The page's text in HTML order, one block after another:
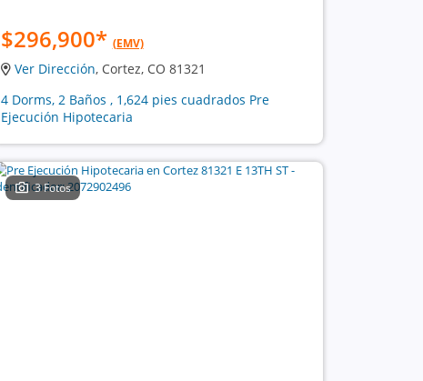
$296,900* (EMV)
Ver Dirección, Cortez, CO 81321
4 Dorms, 2 Baños , 1,624 pies cuadrados Pre
Ejecución Hipotecaria
3 Fotos